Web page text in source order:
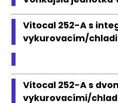
Vitocal 252-A s
vykurovacím/
Vitocal 252-A s
vykurovacími/